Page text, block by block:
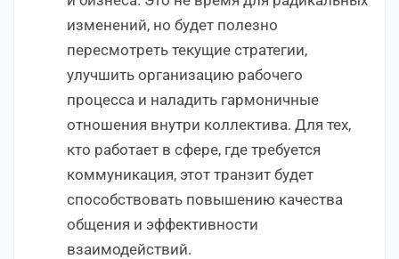
изменений, но будет полезно
пересмотреть текущие стратегии,
улучшить организацию рабочего
процесса и наладить гармоничные
отношения внутри коллектива. Для тех,
кто работает в сфере, где требуется
коммуникация, этот транзит будет
способствовать повышению качества
общения и эффективности
взаимодействий.